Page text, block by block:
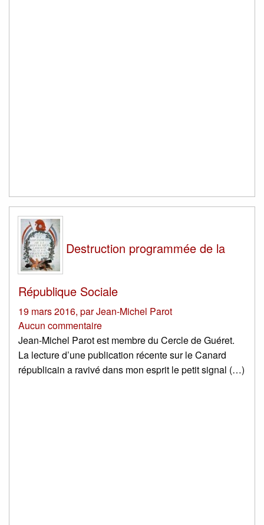
Destruction programmée de la
République Sociale
19 mars 2016, parJean-Michel Parot
Aucun commentaire
Jean-Michel Parot est membre du Cercle de Guéret.
La lecture d’une publication récente sur le Canard
républicain a ravivé dans mon esprit le petit signal (…)